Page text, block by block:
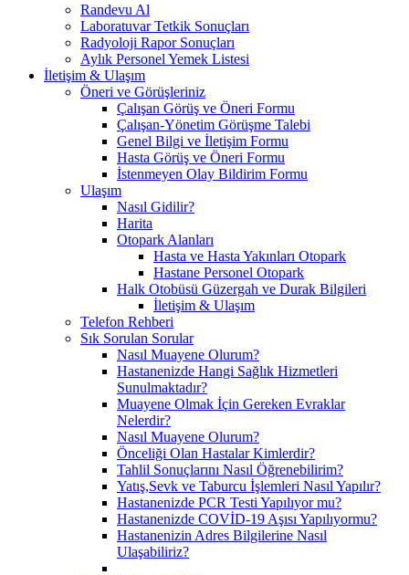
Randevu Al
Laboratuvar Tetkik Sonuçları
Radyoloji Rapor Sonuçları
Aylık Personel Yemek Listesi
İletişim & Ulaşım
Öneri ve Görüşleriniz
Çalışan Görüş ve Öneri Formu
Çalışan-Yönetim Görüşme Talebi
Genel Bilgi ve İletişim Formu
Hasta Görüş ve Öneri Formu
İstenmeyen Olay Bildirim Formu
Ulaşım
Nasıl Gidilir?
Harita
Otopark Alanları
Hasta ve Hasta Yakınları Otopark
Hastane Personel Otopark
Halk Otobüsü Güzergah ve Durak Bilgileri
İletişim & Ulaşım
Telefon Rehberi
Sık Sorulan Sorular
Nasıl Muayene Olurum?
Hastanenizde Hangi Sağlık Hizmetleri
Sunulmaktadır?
Muayene Olmak İçin Gereken Evraklar
Nelerdir?
Nasıl Muayene Olurum?
Önceliği Olan Hastalar Kimlerdir?
Tahlil Sonuçlarını Nasıl Öğrenebilirim?
Yatış,Sevk ve Taburcu İşlemleri Nasıl Yapılır?
Hastanenizde PCR Testi Yapılıyor mu?
Hastanenizde COVİD-19 Aşısı Yapılıyormu?
Hastanenizin Adres Bilgilerine Nasıl
Ulaşabiliriz?